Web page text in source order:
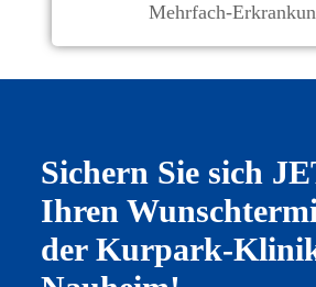
Mehrfach-
Sichern Sie sich
Ihren
der Kurpark-